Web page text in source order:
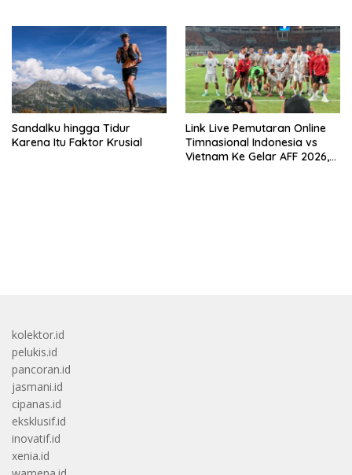
Sandalku hingga Tidur
Karena Itu Faktor Krusial
Link Live Pemutaran Online
Timnasional Indonesia vs
Vietnam Ke Gelar AFF 2026,
kolektor.id
pelukis.id
pancoran.id
jasmani.id
cipanas.id
eksklusif.id
inovatif.id
xenia.id